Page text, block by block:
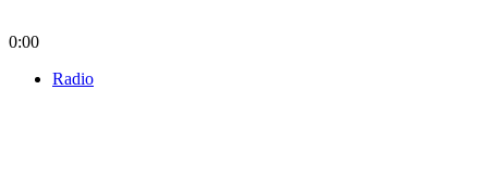
0:00
Radio